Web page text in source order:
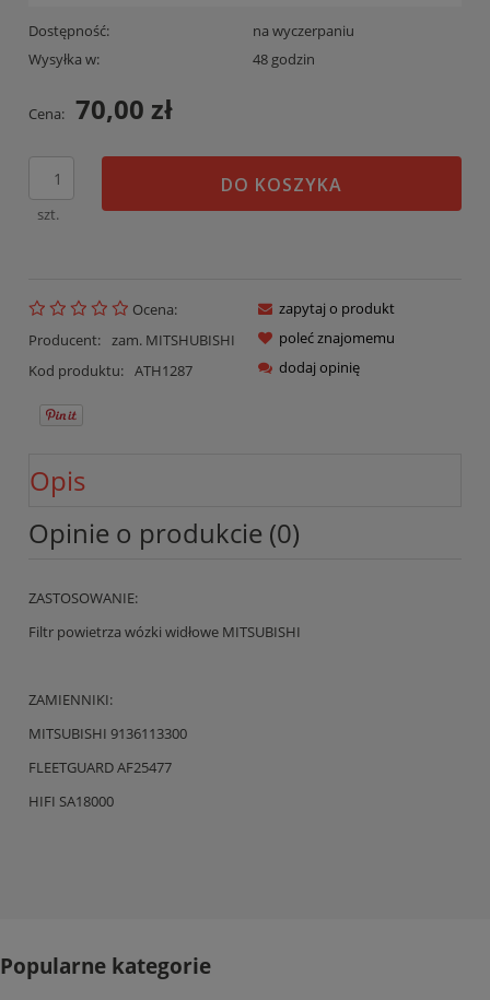
Dostępność:
na wyczerpaniu
Wysyłka w:
48 godzin
Cena: 70,00 zł
szt.
DO KOSZYKA
Ocena:
Producent: zam. MITSHUBISHI
Kod produktu: ATH1287
zapytaj o produkt
poleć znajomemu
dodaj opinię
Opis
Opinie o produkcie (0)
ZASTOSOWANIE:
Filtr powietrza wózki widłowe MITSUBISHI
ZAMIENNIKI:
MITSUBISHI 9136113300
FLEETGUARD AF25477
HIFI SA18000
Popularne kategorie